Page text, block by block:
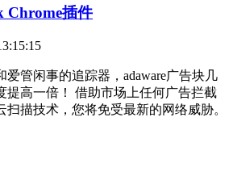
Chrome插件
管闲事的追踪器，adaware广告块几
提高一倍！ 借助市场上任何广告拦截
描技术，您将免受最新的网络威胁。